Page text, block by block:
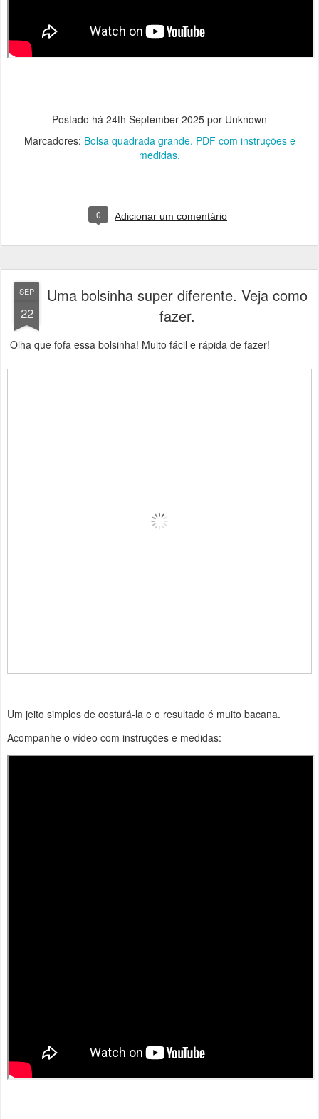
Postado há 24th September 2025 por Unknown
Marcadores: Bolsa quadrada grande. PDF com instruções e
medidas.
0 Adicionar um comentário
SEP
22
Uma bolsinha super diferente. Veja como
fazer.
Olha que fofa essa bolsinha! Muito fácil e rápida de fazer!
Um jeito simples de costurá-la e o resultado é muito bacana.
Acompanhe o vídeo com instruções e medidas: